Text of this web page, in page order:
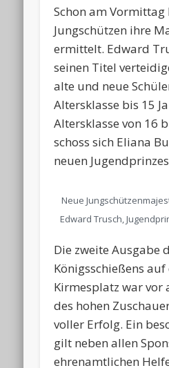
Schon am Vormittag
Jungschützen ihre
ermittelt. Edward
seinen Titel
alte und neue
Altersklasse bis 15
Altersklasse von 16
schoss sich Eliana
neuen
Neue
Edward Trusch,
Die zweite Ausgabe
Königsschießens auf
Kirmesplatz war vor
des hohen
voller Erfolg. Ein
gilt neben allen
ehrenamtlichen